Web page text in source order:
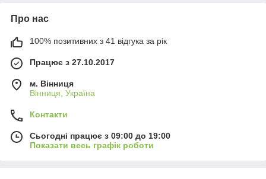
Про нас
100% позитивних з 41 відгука за рік
Працює з 27.10.2017
м. Вінниця
Вінниця, Україна
Контакти
Сьогодні працює з 09:00 до 19:00
Показати весь графік роботи